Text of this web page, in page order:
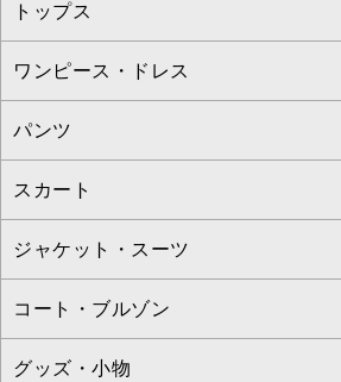
トップス
すべてのトップス
カットソー・Tシャツ
ブラウス・シャツ
ニット・セーター
カーディガン
アンサンブルセット
ワンピース・ドレス
すべてのワンピース・ドレス
ワンピース
ドレス
チュニック
ジャンパースカート
パンツ
すべてのパンツ
フルレングスパンツ
クロップド・半端丈パンツ
ガウチョ・ワイドパンツ
スカート
すべてのスカート
ロング・マキシ丈スカート
ひざ丈スカート
ジャケット・スーツ
すべてのジャケット・スーツ
テーラードジャケット
コート・ブルゾン
すべてのコート・ブルゾン
グッズ・小物